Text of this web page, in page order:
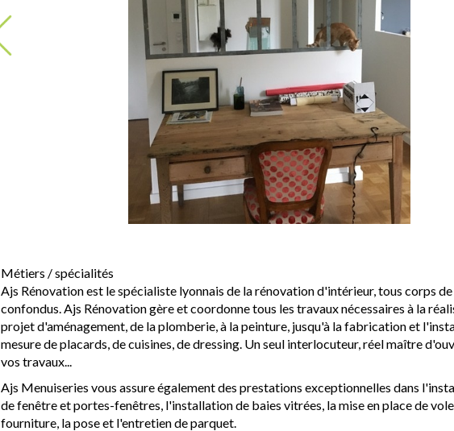
Métiers / spécialités
Ajs Rénovation est le spécialiste lyonnais de la rénovation d'intérieur, tous corps
confondus. Ajs Rénovation gère et coordonne tous les travaux nécessaires à la
projet d'aménagement, de la plomberie, à la peinture, jusqu'à la fabrication et
mesure de placards, de cuisines, de dressing. Un seul interlocuteur, réel maître
vos travaux...
Ajs Menuiseries vous assure également des prestations exceptionnelles dans
de fenêtre et portes-fenêtres, l'installation de baies vitrées, la mise en place de
fourniture, la pose et l'entretien de parquet.